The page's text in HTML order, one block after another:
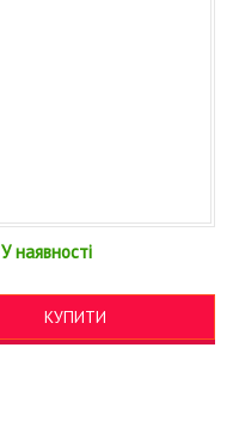
У наявності
КУПИТИ